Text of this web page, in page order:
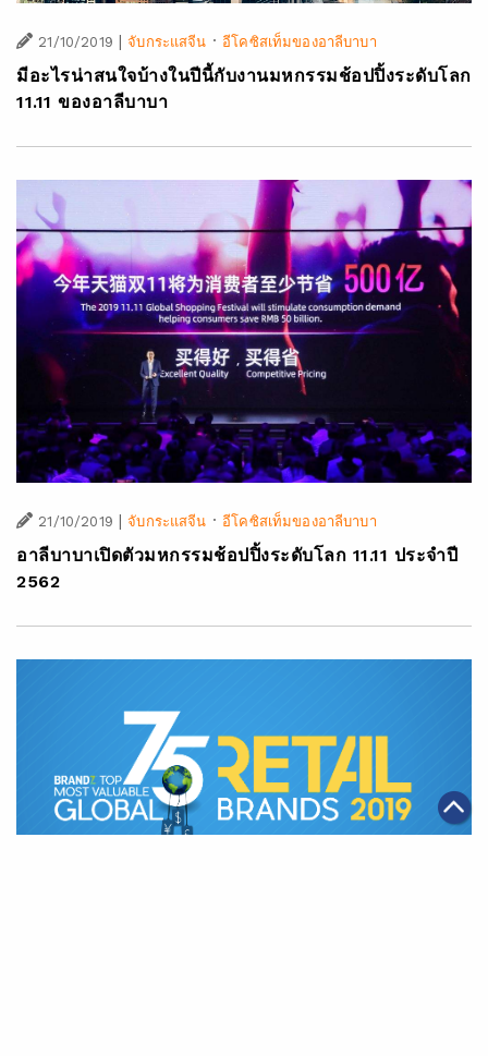
21/10/2019 | จับกระแสจีน · อีโคซิสเท็มของอาลีบาบา
มีอะไรน่าสนใจบ้างในปีนี้กับงานมหกรรมช้อปปิ้งระดับโลก
11.11 ของอาลีบาบา
21/10/2019 จับกระแสจีน · อีโคซิสเท็มของอาลีบาบา
อาลีบาบาเปิดตัวมหกรรมช้อปปิ้งระดับโลก 11.11 ประจำปี
2562